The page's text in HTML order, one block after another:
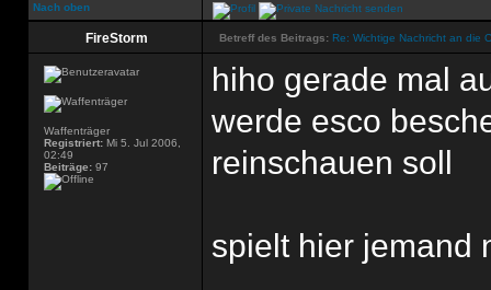
Nach oben
FireStorm Betreff des Beitrags: Re: Wichtige Nachricht an die
Waffenträger
Registriert: Mi 5. Jul 2006,
02:49
Beiträge: 97
hiho gerade mal
werde esco
reinschauen soll
spielt hier jemand